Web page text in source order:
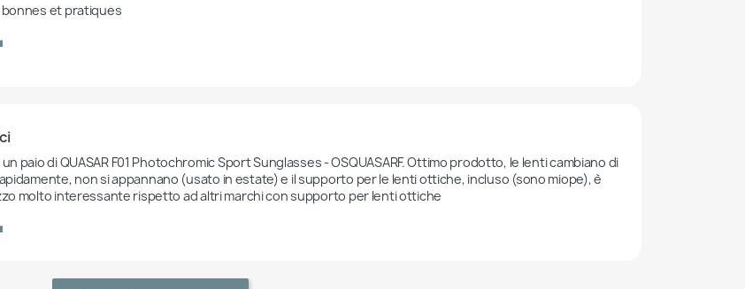
et pratiques
paio di QUASAR F01 Photochromic Sport Sunglasses - OSQUASARF. Ottimo prodotto, le lenti cambiano di
non si appannano (usato in estate) e il supporto per le lenti ottiche, incluso (sono miope), è
molto interessante rispetto ad altri marchi con supporto per lenti ottiche